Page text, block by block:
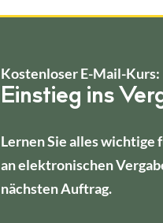
Kostenloser E-Mail-Kurs:
Einstieg ins
Lernen Sie alles wichtige
an elektronischen
nächsten Auftrag.